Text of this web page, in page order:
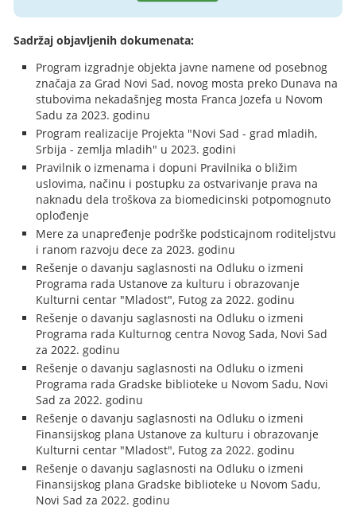
Sadržaj objavljenih dokumenata:
Program izgradnje objekta javne namene od posebnog
značaja za Grad Novi Sad, novog mosta preko Dunava na
stubovima nekadašnjeg mosta Franca Jozefa u Novom
Sadu za 2023. godinu
Program realizacije Projekta "Novi Sad - grad mladih,
Srbija - zemlja mladih" u 2023. godini
Pravilnik o izmenama i dopuni Pravilnika o bližim
uslovima, načinu i postupku za ostvarivanje prava na
naknadu dela troškova za biomedicinski potpomognuto
oplođenje
Mere za unapređenje podrške podsticajnom roditeljstvu
i ranom razvoju dece za 2023. godinu
Rešenje o davanju saglasnosti na Odluku o izmeni
Programa rada Ustanove za kulturu i obrazovanje
Kulturni centar "Mladost", Futog za 2022. godinu
Rešenje o davanju saglasnosti na Odluku o izmeni
Programa rada Kulturnog centra Novog Sada, Novi Sad
za 2022. godinu
Rešenje o davanju saglasnosti na Odluku o izmeni
Programa rada Gradske biblioteke u Novom Sadu, Novi
Sad za 2022. godinu
Rešenje o davanju saglasnosti na Odluku o izmeni
Finansijskog plana Ustanove za kulturu i obrazovanje
Kulturni centar "Mladost", Futog za 2022. godinu
Rešenje o davanju saglasnosti na Odluku o izmeni
Finansijskog plana Gradske biblioteke u Novom Sadu,
Novi Sad za 2022. godinu